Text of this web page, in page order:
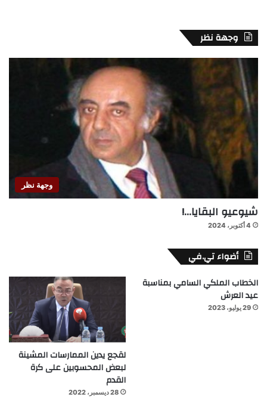
وجهة نظر
وجهة نظر
شيوعيو البقايا…!
4 أكتوبر، 2024
أضواء تي.في
الخطاب الملكي السامي بمناسبة
عيد العرش
29 يوليو، 2023
لقجع يدين الممارسات المشينة
لبعض المحسوبين على كرة
القدم
28 ديسمبر، 2022